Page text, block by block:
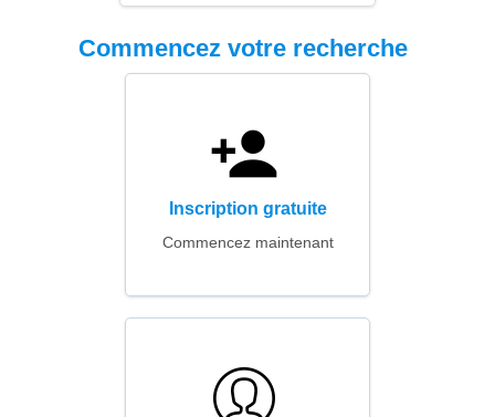
Commencez votre recherche
Inscription gratuite
Commencez maintenant